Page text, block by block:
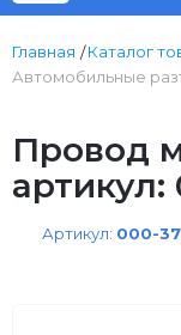
Главная Каталог
Автомобильные
Провод
артикул:
Артикул: 000-